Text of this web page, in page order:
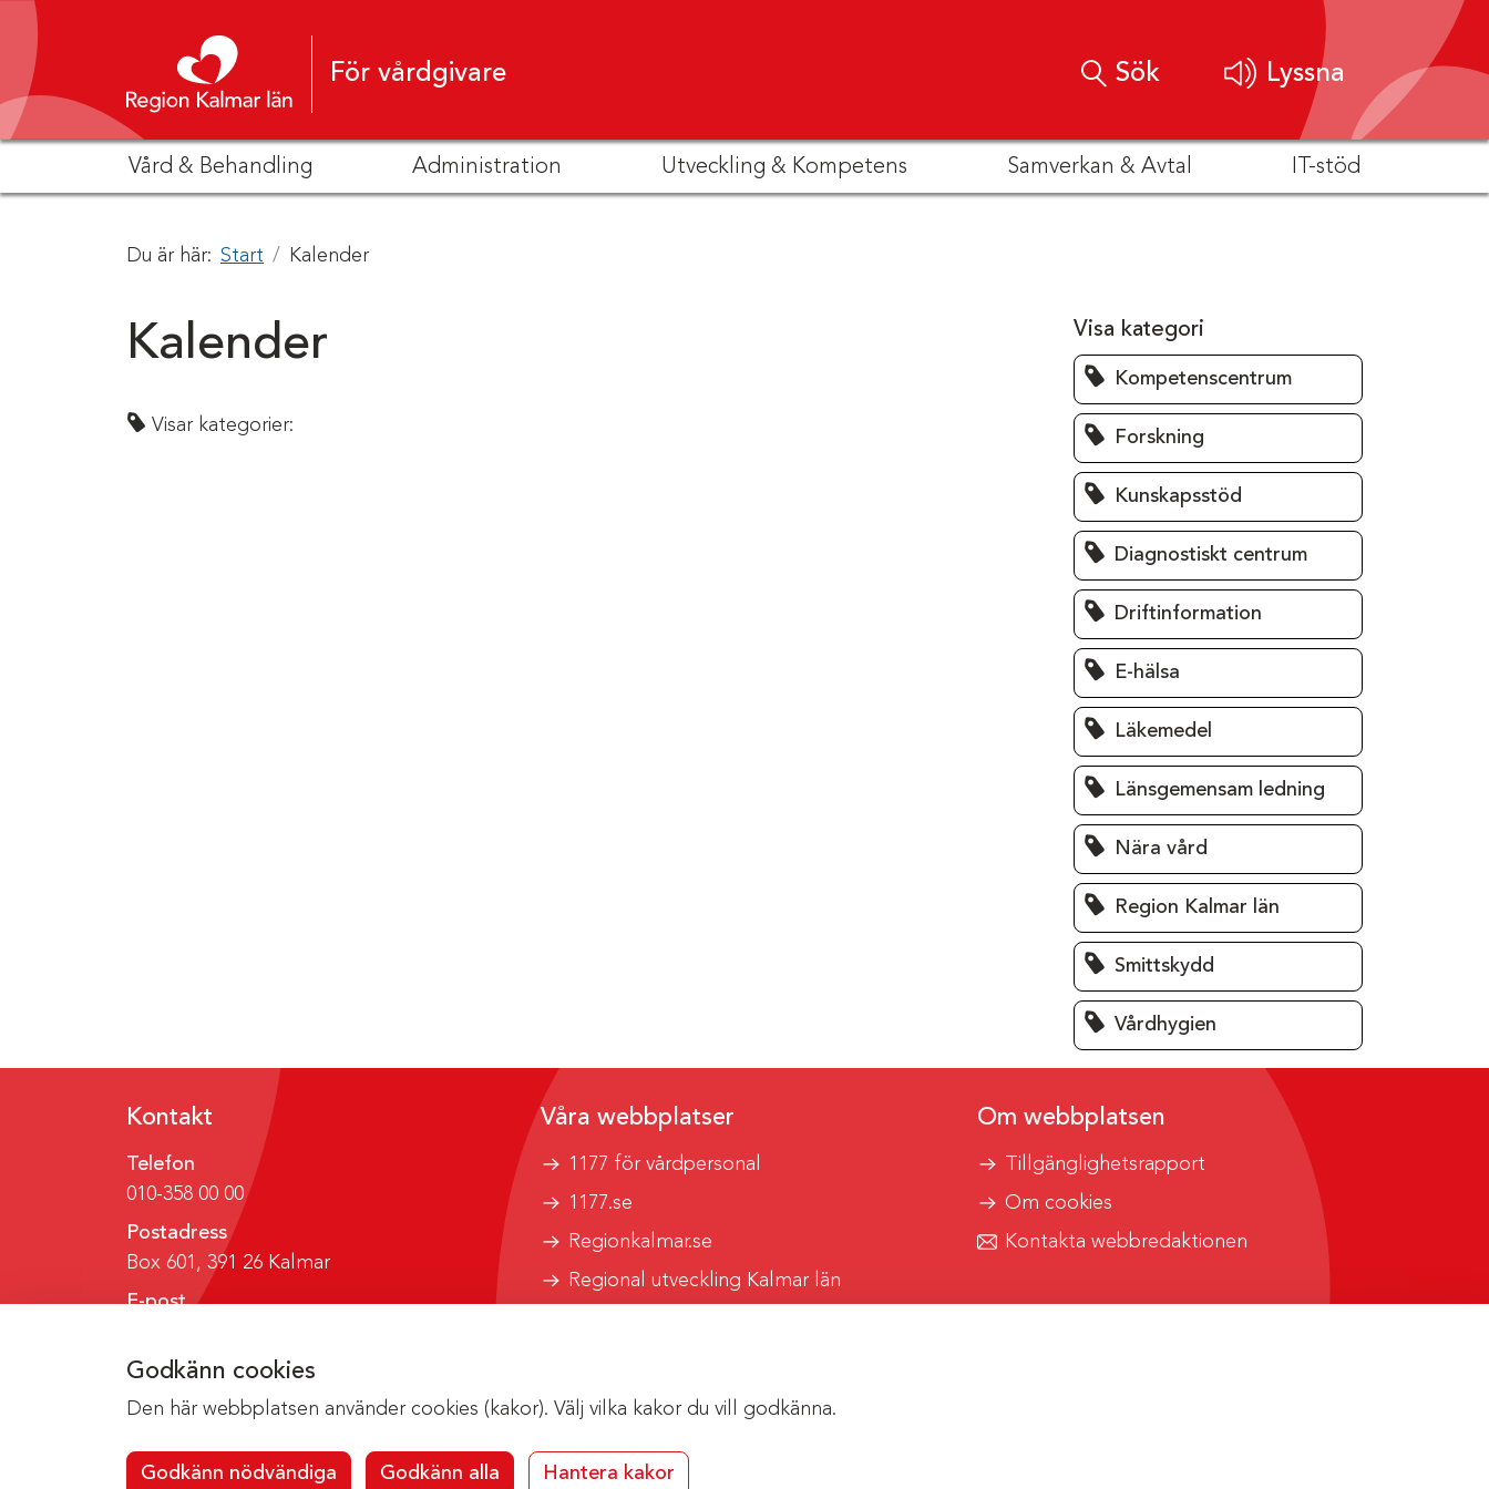
Godkänn cookies
Den här webbplatsen använder cookies (kakor). Välj vilka kakor du vill godkänna.
Godkänn nödvändiga Godkänn alla Hantera kakor
Hoppa till innehåll
För vårdgivare Sök Lyssna
Vård & Behandling Administration Utveckling & Kompetens Samverkan & Avtal IT-stöd
Du är här: Start Kalender
Kalender
Visar kategorier:
Visa kategori
Kompetenscentrum
Forskning
Kunskapsstöd
Diagnostiskt centrum
Driftinformation
E-hälsa
Läkemedel
Länsgemensam ledning
Nära vård
Region Kalmar län
Smittskydd
Vårdhygien
Kontakt
Telefon
010-358 00 00
Postadress
Box 601, 391 26 Kalmar
E-post
Våra webbplatser
1177 för vårdpersonal
1177.se
Regionkalmar.se
Regional utveckling Kalmar län
Om webbplatsen
Tillgänglighetsrapport
Om cookies
Kontakta webbredaktionen